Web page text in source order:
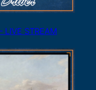
LIVE STREAM